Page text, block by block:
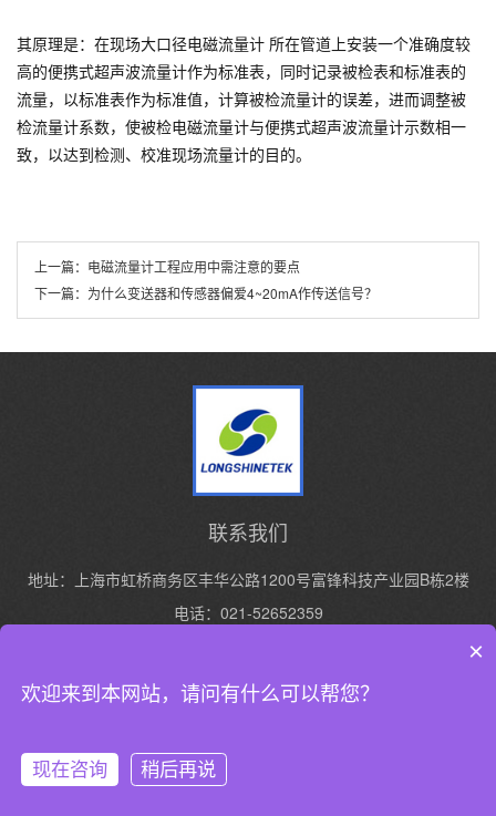
其原理是：在现场大口径电磁流量计 所在管道上安装一个准确度较
高的便携式超声波流量计作为标准表，同时记录被检表和标准表的
流量，以标准表作为标准值，计算被检流量计的误差，进而调整被
检流量计系数，使被检电磁流量计与便携式超声波流量计示数相一
致，以达到检测、校准现场流量计的目的。
上一篇： 电磁流量计工程应用中需注意的要点
下一篇： 为什么变送器和传感器偏爱4~20mA作传送信号？
联系我们
地址：上海市虹桥商务区丰华公路1200号富锋科技产业园B栋2楼
电话：021-52652359
×
欢迎来到本网站，请问有什么可以帮您？
现在咨询 稍后再说